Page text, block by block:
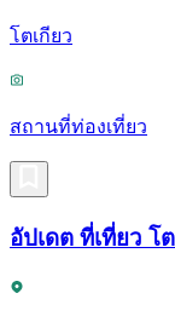
โตเกียว
สถานที่ท่องเที่ยว
อัปเดต ที่เที่ยว โ